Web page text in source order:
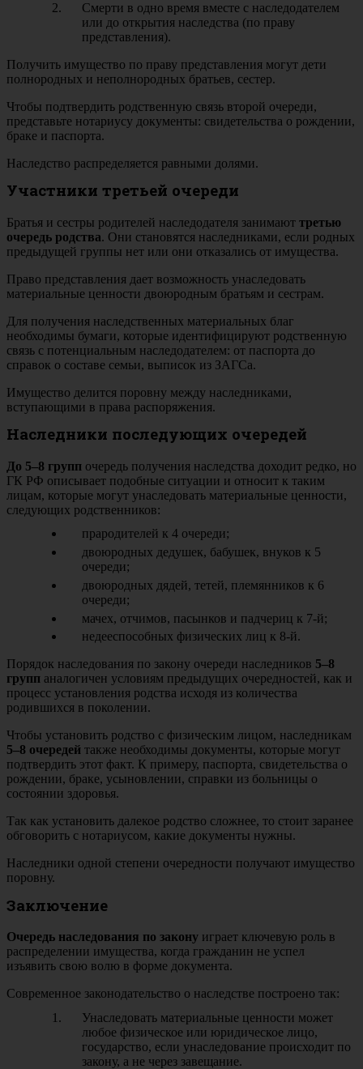
Смерти в одно время вместе с наследодателем
или до открытия наследства (по праву
представления).
Получить имущество по праву представления могут дети
полнородных и неполнородных братьев, сестер.
Чтобы подтвердить родственную связь второй очереди,
представьте нотариусу документы: свидетельства о рождении,
браке и паспорта.
Наследство распределяется равными долями.
Участники третьей очереди
Братья и сестры родителей наследодателя занимают третью
очередь родства. Они становятся наследниками, если родных
предыдущей группы нет или они отказались от имущества.
Право представления дает возможность унаследовать
материальные ценности двоюродным братьям и сестрам.
Для получения наследственных материальных благ
необходимы бумаги, которые идентифицируют родственную
связь с потенциальным наследодателем: от паспорта до
справок о составе семьи, выписок из ЗАГСа.
Имущество делится поровну между наследниками,
вступающими в права распоряжения.
Наследники последующих очередей
До 5–8 групп очередь получения наследства доходит редко, но
ГК РФ описывает подобные ситуации и относит к таким
лицам, которые могут унаследовать материальные ценности,
следующих родственников:
прародителей к 4 очереди;
двоюродных дедушек, бабушек, внуков к 5
очереди;
двоюродных дядей, тетей, племянников к 6
очереди;
мачех, отчимов, пасынков и падчериц к 7-й;
недееспособных физических лиц к 8-й.
Порядок наследования по закону очереди наследников 5–8
групп аналогичен условиям предыдущих очередностей, как и
процесс установления родства исходя из количества
родившихся в поколении.
Чтобы установить родство с физическим лицом, наследникам
5–8 очередей также необходимы документы, которые могут
подтвердить этот факт. К примеру, паспорта, свидетельства о
рождении, браке, усыновлении, справки из больницы о
состоянии здоровья.
Так как установить далекое родство сложнее, то стоит заранее
обговорить с нотариусом, какие документы нужны.
Наследники одной степени очередности получают имущество
поровну.
Заключение
Очередь наследования по закону играет ключевую роль в
распределении имущества, когда гражданин не успел
изъявить свою волю в форме документа.
Современное законодательство о наследстве построено так:
Унаследовать материальные ценности может
любое физическое или юридическое лицо,
государство, если унаследование происходит по
закону, а не через завещание.